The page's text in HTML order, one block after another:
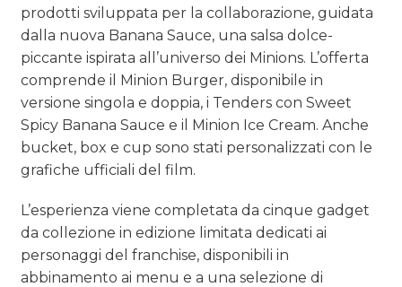
prodotti sviluppata per la collaborazione, guidata
dalla nuova Banana Sauce, una salsa dolce-
piccante ispirata all’universo dei Minions. L’offerta
comprende il Minion Burger, disponibile in
versione singola e doppia, i Tenders con Sweet
Spicy Banana Sauce e il Minion Ice Cream. Anche
bucket, box e cup sono stati personalizzati con le
grafiche ufficiali del film.
L’esperienza viene completata da cinque gadget
da collezione in edizione limitata dedicati ai
personaggi del franchise, disponibili in
abbinamento ai menu e a una selezione di